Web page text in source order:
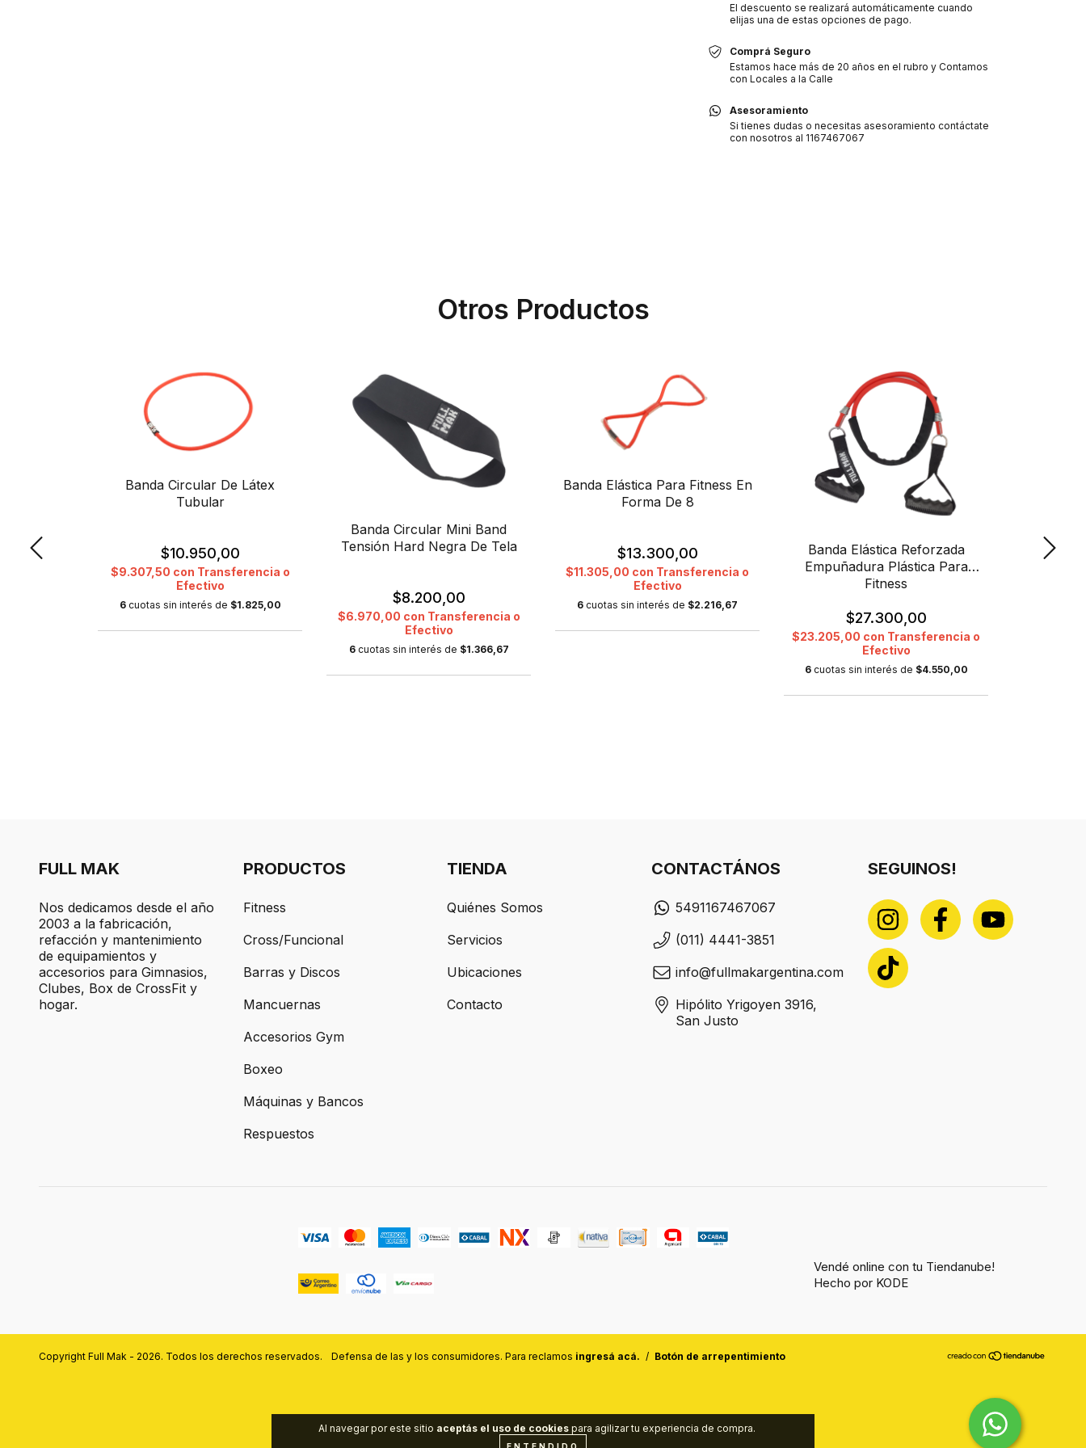
Al navegar por este sitio aceptás el uso de cookiespara agilizar tu experiencia de compra.
El descuento se realizará automáticamente cuando
elijas una de estas opciones de pago.
Comprá Seguro
Estamos hace más de 20 años en el rubro y Contamos
con Locales a la Calle
Asesoramiento
Si tienes dudas o necesitas asesoramiento contáctate
con nosotros al 1167467067
Otros Productos
Banda Circular De Látex
Tubular
$10.950,00
$9.307,50 con Transferencia o
Efectivo
6 cuotas sin interés de $1.825,00
Banda Circular Mini Band
Tensión Hard Negra De Tela
$8.200,00
$6.970,00 con Transferencia o
Efectivo
6 cuotas sin interés de $1.366,67
Banda Elástica Para Fitness En
Forma De 8
$13.300,00
$11.305,00 con Transferencia o
Efectivo
6 cuotas sin interés de $2.216,67
Banda Elástica Reforzada
Empuñadura Plástica Para
Fitness
$27.300,00
$23.205,00 con Transferencia o
Efectivo
6 cuotas sin interés de $4.550,00
Banda
FULL MAK
Nos dedicamos desde el año
2003 a la fabricación,
refacción y mantenimiento
de equipamientos y
accesorios para Gimnasios,
Clubes, Box de CrossFit y
hogar.
PRODUCTOS
Fitness
Cross/Funcional
Barras y Discos
Mancuernas
Accesorios Gym
Boxeo
Máquinas y Bancos
Respuestos
TIENDA
Quiénes Somos
Servicios
Ubicaciones
Contacto
CONTACTÁNOS
5491167467067
(011) 4441-3851
info@fullmakargentina.com
Hipólito Yrigoyen 3916,
San Justo
SEGUINOS!
Vendé online con tu Tiendanube!
Hecho por KODE
Copyright Full Mak - 2026. Todos los derechos reservados. Defensa de las y los consumidores. Para reclamos ingresá acá. / Botón de arrepentimiento